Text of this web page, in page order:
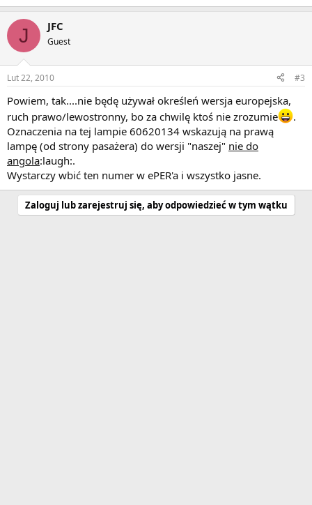
J JFC
Guest
Lut 22, 2010 #3
Powiem, tak....nie będę używał określeń wersja europejska,
ruch prawo/lewostronny, bo za chwilę ktoś nie zrozumie
.
Oznaczenia na tej lampie 60620134 wskazują na prawą
lampę (od strony pasażera) do wersji "naszej" nie do
angola:laugh:.
Wystarczy wbić ten numer w ePER'a i wszystko jasne.
Zaloguj lub zarejestruj się, aby odpowiedzieć w tym wątku